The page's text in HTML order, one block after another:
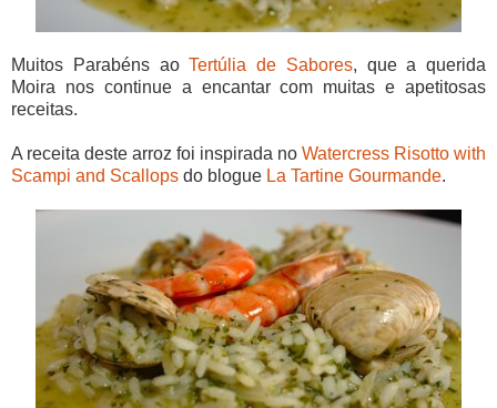
Muitos Parabéns aoTertúlia de Sabores, que a querida
Moira nos continue a encantar com muitas e apetitosas
receitas.
A receita deste arroz foi inspirada no Watercress Risotto with
Scampi and Scallops do blogue La Tartine Gourmande.